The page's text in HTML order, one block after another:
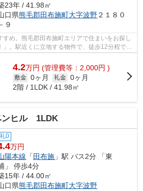
23年 / 41.98㎡
口県熊毛郡田布施町大字波野２１８０
－９
すめ。熊毛郡田布施町エリアで住まいをお探し
。駅近くに立地する物件で、徒歩12分程でア
にお勧めな...
4.2万円 (管理費等：2,000円 )
敷金 0ヶ月 礼金 0ヶ月
2階 / 1LDK / 41.98㎡
ンヒル 1LDK
礼0
万円
陽本線 「田布施 」駅 バス2分 「東
」 停歩4分
15年 / 44.00㎡
口県熊毛郡田布施町大字波野